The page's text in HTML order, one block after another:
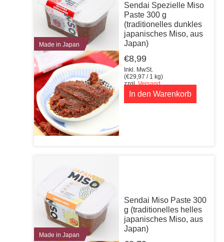
Made in Japan
Sendai Spezielle Miso
Paste 300 g
(traditionelles dunkles
japanisches Miso, aus
Japan)
€8,99
Inkl. MwSt.
(€29,97 / 1 kg)
zzgl.Versand
In den Warenkorb
Made in Japan
Sendai Miso Paste 300
g (traditionelles helles
japanisches Miso, aus
Japan)